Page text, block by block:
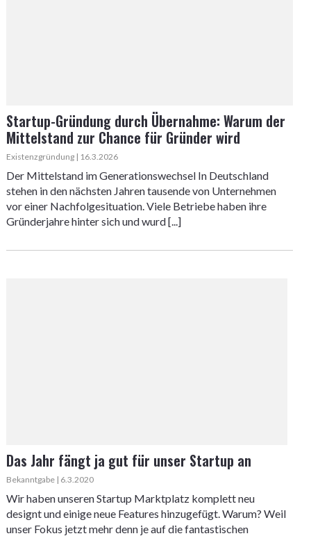
Startup-Gründung durch Übernahme: Warum der
Mittelstand zur Chance für Gründer wird
Existenzgründung | 16.3.2026
Der Mittelstand im Generationswechsel In Deutschland
stehen in den nächsten Jahren tausende von Unternehmen
vor einer Nachfolgesituation. Viele Betriebe haben ihre
Gründerjahre hinter sich und wurd [...]
Das Jahr fängt ja gut für unser Startup an
Bekanntgabe | 6.3.2020
Wir haben unseren Startup Marktplatz komplett neu
designt und einige neue Features hinzugefügt. Warum? Weil
unser Fokus jetzt mehr denn je auf die fantastischen